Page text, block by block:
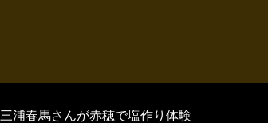
三浦春馬さんが赤穂で塩作り体験